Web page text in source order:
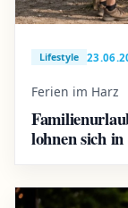
Lifestyle
Ferien im Harz
lohnen sich